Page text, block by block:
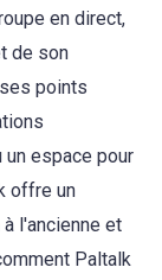
en direct,
de son
points
espace pour
offre un
l'ancienne et
Paltalk